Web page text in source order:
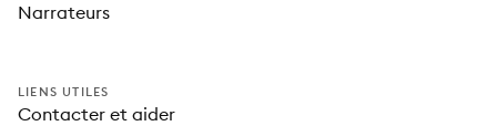
Narrateurs
LIENS UTILES
Contacter et aider